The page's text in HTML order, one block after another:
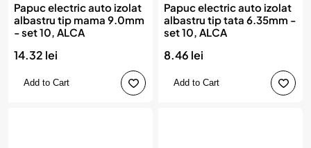
Papuc electric auto izolat
albastru tip mama 9.0mm
- set 10, ALCA
14.32 lei
Add to Cart
Papuc electric auto izolat
albastru tip tata 6.35mm -
set 10, ALCA
8.46 lei
Add to Cart